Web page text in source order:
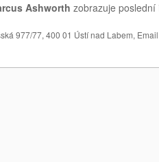
Ashworth zobrazuje poslední
977/77, 400 01 Ústí nad Labem,